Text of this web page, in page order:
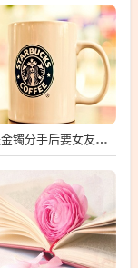
男子七夕送金镯分手后要女友还钱